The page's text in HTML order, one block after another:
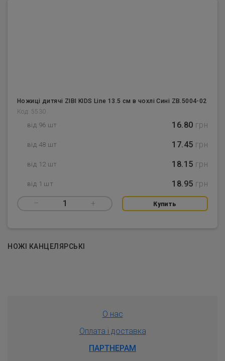
Ножиці дитячі ZIBI KIDS Line 13.5 см в чохлі Сині ZB.5004-02
Код: 5530
від 96 шт 16.80 грн
від 48 шт 17.45 грн
від 12 шт 18.15 грн
від 1 шт 18.95 грн
– 1 + Купить
НОЖІ КАНЦЕЛЯРСЬКІ
О нас
Оплата і доставка
ПАРТНЕРАМ